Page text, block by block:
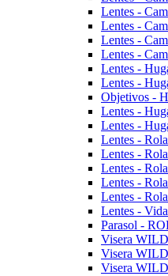
Lentes -
Lentes -
Lentes -
Lentes -
Lentes -
Lentes -
Objetivos -
Lentes -
Lentes -
Lentes -
Lentes -
Lentes -
Lentes -
Lentes -
Lentes -
Parasol -
Visera
Visera
Visera